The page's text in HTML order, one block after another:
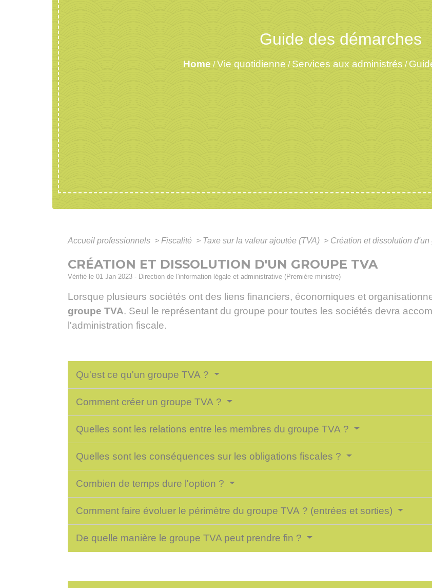
Guide des démarches
Home /Vie quotidienne / Services aux administrés /
Accueil professionnels > Fiscalité > Taxe sur la valeur ajoutée (TVA) > Création et dissolution d'un
CRÉATION ET DISSOLUTION D'UN GROUPE TVA
Vérifié le 01 Jan 2023 - Direction de l'information légale et administrative (Première ministre)
Lorsque plusieurs sociétés ont des liens financiers, économiques et
groupe TVA. Seul le représentant du groupe pour toutes les sociétés devra
l'administration fiscale.
Qu'est ce qu'un groupe TVA ?
Comment créer un groupe TVA ?
Quelles sont les relations entre les membres du groupe TVA ?
Quelles sont les conséquences sur les obligations fiscales ?
Combien de temps dure l'option ?
Comment faire évoluer le périmètre du groupe TVA ? (entrées et sorties)
De quelle manière le groupe TVA peut prendre fin ?